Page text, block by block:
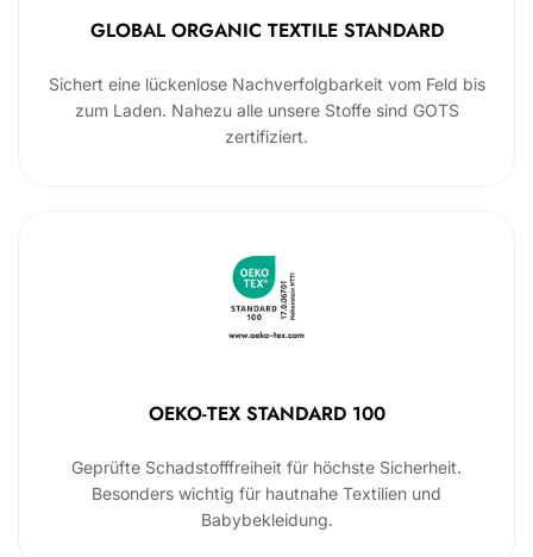
GLOBAL ORGANIC TEXTILE STANDARD
Sichert eine lückenlose Nachverfolgbarkeit vom Feld bis
zum Laden. Nahezu alle unsere Stoffe sind GOTS
zertifiziert.
OEKO-TEX STANDARD 100
Geprüfte Schadstofffreiheit für höchste Sicherheit.
Besonders wichtig für hautnahe Textilien und
Babybekleidung.